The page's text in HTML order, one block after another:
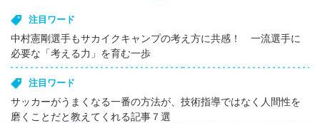
注目ワード
中村憲剛選手もサカイクキャンプの考え方に共感！ 一流選手に
必要な「考える力」を育む一歩
注目ワード
サッカーがうまくなる一番の方法が、技術指導ではなく人間性を
磨くことだと教えてくれる記事７選